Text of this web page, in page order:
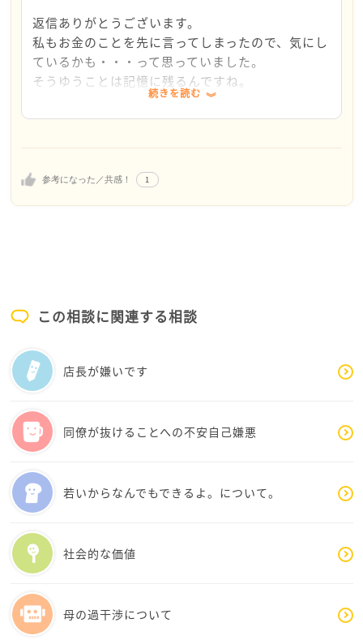
ージになるはずです。
いつも気軽にお金を出してあげることは難しいです
が、
そこはぐっとこらえて、
「がんばって、応援しているよ」と笑顔で対応してあ
げると、
参考になった／共感！ 1
返信ありがとうございます。
私もお金のことを先に言ってしまったので、気にし
ているかも・・・って思っていました。
そうゆうことは記憶に残るんですね。
息子はあまり話さないので、つい私が自分の意見を
一方的に言ってしまっています。
今回は大事なことなので、息子と話し合うよと言っ
とバレーボールでもレギュラーになれなかったんだ
少しずつ友達が技術を教えてくれているそうです
が、息子としてはやめるほうに気持ちが傾いている
ようです。また、気が変わったらその時は思い切っ
て初期投資をしようと思います。
ありがとうございました。
続きを読む
この相談に関連する相談
店長が嫌いです
同僚が抜けることへの不安自己嫌悪
若いからなんでもできるよ。について。
社会的な価値
母の過干渉について